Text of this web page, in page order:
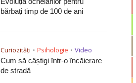
bărbați timp de 100 de ani
Curiozități • Psihologie • Video
Cum să câștigi într-o încăierare
de stradă